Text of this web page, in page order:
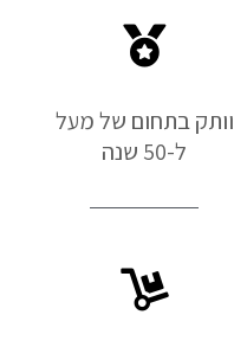
וותק בתחום של מעל
ל-50 שנה